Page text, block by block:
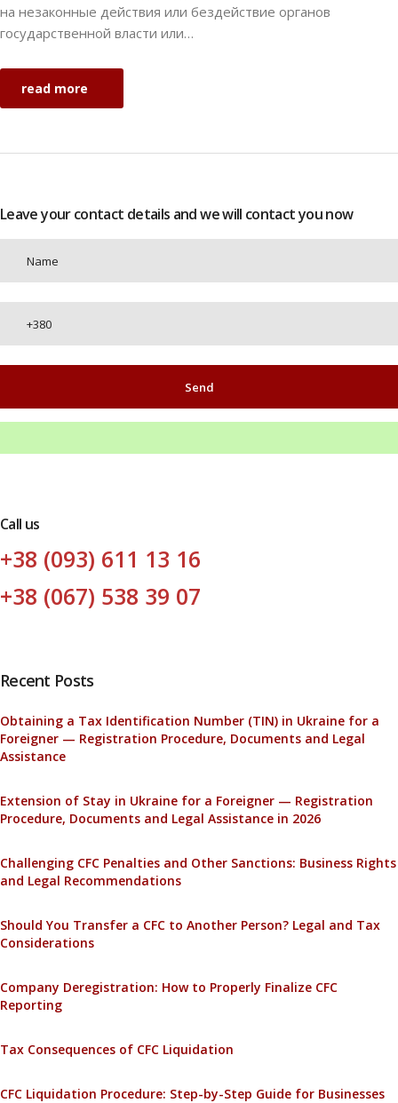
на незаконные действия или бездействие органов
государственной власти или…
read more
Leave your contact details and we will contact you now
Call us
+38 (093) 611 13 16
+38 (067) 538 39 07
Recent Posts
Obtaining a Tax Identification Number (TIN) in Ukraine for a
Foreigner — Registration Procedure, Documents and Legal
Assistance
Extension of Stay in Ukraine for a Foreigner — Registration
Procedure, Documents and Legal Assistance in 2026
Challenging CFC Penalties and Other Sanctions: Business Rights
and Legal Recommendations
Should You Transfer a CFC to Another Person? Legal and Tax
Considerations
Company Deregistration: How to Properly Finalize CFC
Reporting
Tax Consequences of CFC Liquidation
CFC Liquidation Procedure: Step-by-Step Guide for Businesses